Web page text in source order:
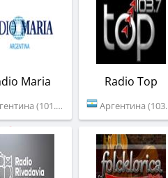
Maria
(101.5 FM)
Radio Top
Аргентина (103.7 FM)